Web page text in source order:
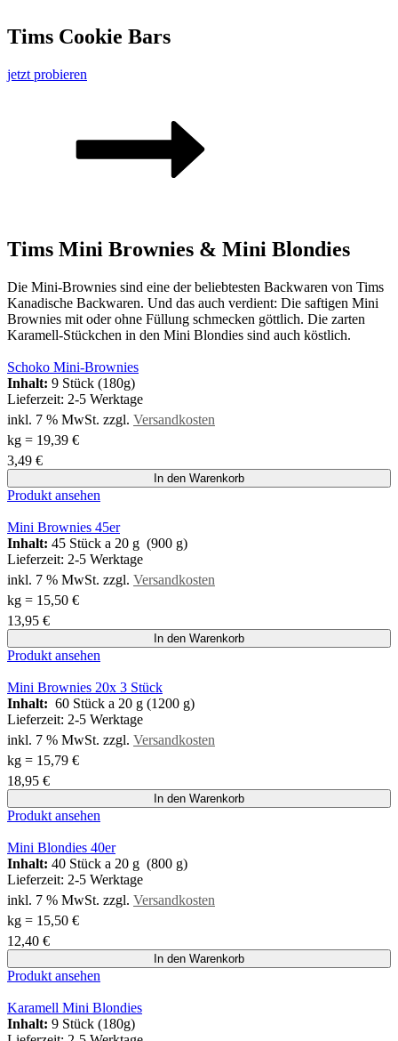
Tims Cookie Bars
jetzt probieren
Tims Mini Brownies & Mini Blondies
Die Mini-Brownies sind eine der beliebtesten Backwaren von Tims
Kanadische Backwaren. Und das auch verdient: Die saftigen Mini
Brownies mit oder ohne Füllung schmecken göttlich. Die zarten
Karamell-Stückchen in den Mini Blondies sind auch köstlich.
Schoko Mini-Brownies
Inhalt: 9 Stück (180g)
Lieferzeit: 2-5 Werktage
inkl. 7 % MwSt. zzgl. Versandkosten
kg = 19,39 €
3,49 €
In den Warenkorb
Produkt ansehen
Mini Brownies 45er
Inhalt: 45 Stück a 20 g (900 g)
Lieferzeit: 2-5 Werktage
inkl. 7 % MwSt. zzgl. Versandkosten
kg = 15,50 €
13,95 €
In den Warenkorb
Produkt ansehen
Mini Brownies 20x 3 Stück
Inhalt: 60 Stück a 20 g (1200 g)
Lieferzeit: 2-5 Werktage
inkl. 7 % MwSt. zzgl. Versandkosten
kg = 15,79 €
18,95 €
In den Warenkorb
Produkt ansehen
Mini Blondies 40er
Inhalt: 40 Stück a 20 g (800 g)
Lieferzeit: 2-5 Werktage
inkl. 7 % MwSt. zzgl. Versandkosten
kg = 15,50 €
12,40 €
In den Warenkorb
Produkt ansehen
Karamell Mini Blondies
Inhalt: 9 Stück (180g)